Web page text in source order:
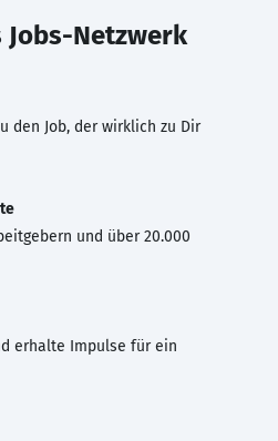
Jobs-Netzwerk
den Job, der wirklich zu Dir
und über 20.000
erhalte Impulse für ein